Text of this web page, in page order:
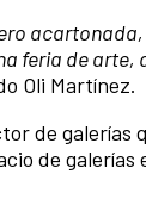
feria de arte,
Oli Martínez.
de galerías
de galerías